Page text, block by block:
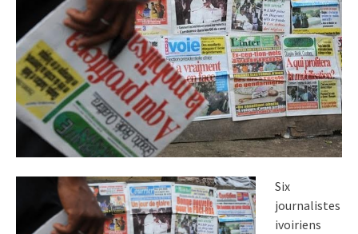
Six
journalistes
ivoiriens